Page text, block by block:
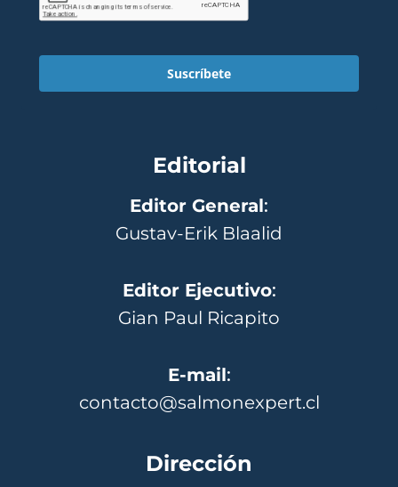
Suscríbete
Editorial
Editor General:
Gustav-Erik Blaalid
Editor Ejecutivo:
Gian Paul Ricapito
E-mail:
contacto@salmonexpert.cl
Dirección